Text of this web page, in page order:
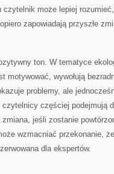
może lepiej
zapowiadają przyszłe
ton. W tematyce
motywować, wywołują
problemy, ale
częściej podejmują
zmiana, jeśli zostanie
wzmacniać przekonanie,
dla ekspertów.